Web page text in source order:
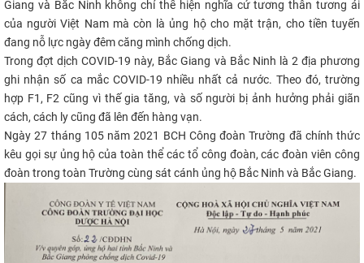
CỰU NGƯỜI HỌC
Giang và Bắc Ninh không chỉ thể hiện nghĩa cử tương thân tương ái
của người Việt Nam mà còn là ủng hộ cho mặt trận, cho tiền tuyến
đang nỗ lực ngày đêm căng mình chống dịch.
Trong đợt dịch COVID-19 này, Bắc Giang và Bắc Ninh là 2 địa phương
ghi nhận số ca mắc COVID-19 nhiều nhất cả nước. Theo đó, trường
hợp F1, F2 cũng vì thế gia tăng, và số người bị ảnh hưởng phải giãn
cách, cách ly cũng đã lên đến hàng vạn.
​​Ngày 27 tháng 105 năm 2021 BCH Công đoàn Trường đã chính thức
kêu gọi sự ủng hộ của toàn thể các tổ công đoàn, các đoàn viên công
đoàn trong toàn Trường cùng sát cánh ủng hộ Bắc Ninh và Bắc Giang.